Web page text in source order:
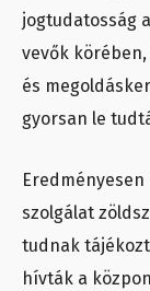
jogtudatosság
vevők
és
gyorsan le
szolgálat
tudnak
hívták a